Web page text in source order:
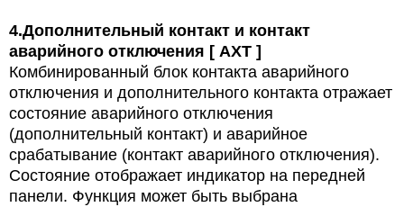
4.Дополнительный контакт и контакт
аварийного отключения [ AXT ]
Комбинированный блок контакта аварийного
отключения и дополнительного контакта отражает
состояние аварийного отключения
(дополнительный контакт) и аварийное
срабатывание (контакт аварийного отключения).
Состояние отображает индикатор на передней
панели. Функция может быть выбрана